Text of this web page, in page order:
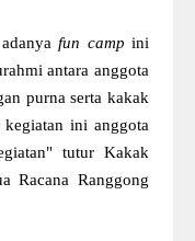
adanyafun camp ini
antara anggota
purna serta kakak
ini anggota
tutur Kakak
Racana Ranggong